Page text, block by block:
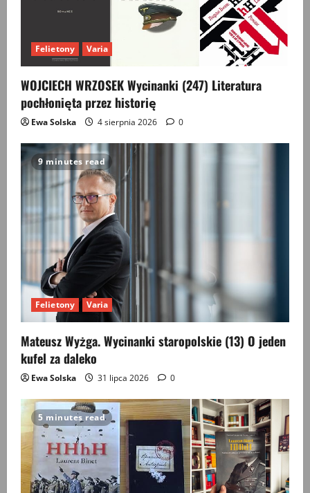
i
o
n
Felietony Varia
WOJCIECH WRZOSEK Wycinanki (247) Literatura
pochłonięta przez historię
Ewa Solska 4 sierpnia 2026 0
9 minutes read
Felietony Varia
Mateusz Wyżga. Wycinanki staropolskie (13) O jeden
kufel za daleko
Ewa Solska 31 lipca 2026 0
5 minutes read